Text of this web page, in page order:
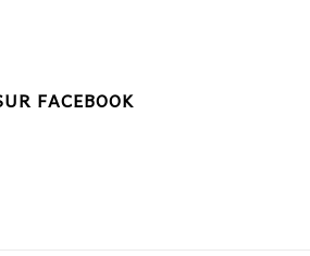
FACEBOOK